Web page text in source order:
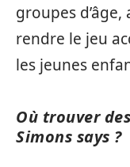
groupes
rendre le jeu
les jeunes
Où trouver
Simons says ?